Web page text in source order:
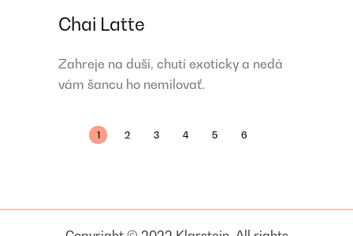
Chai Latte
Zahreje na duši, chutí exoticky a nedá
vám šancu ho nemilovať.
1 2 3 4 5 6